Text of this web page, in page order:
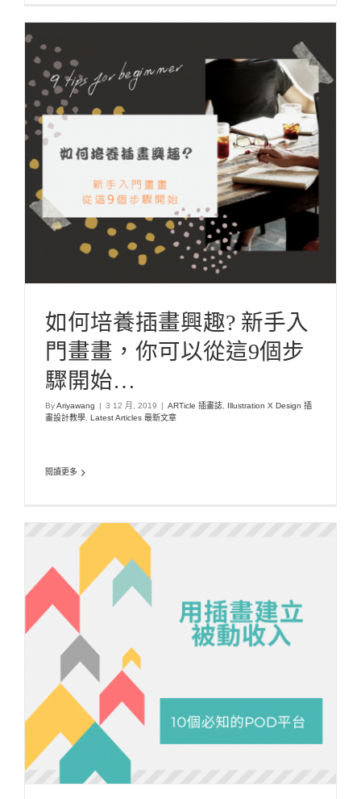
如何培養插畫興趣? 新手入門畫畫，你可以從這9
個步驟開始…
ARTicle 插畫誌 Illustration X Design 插畫設計教學 Latest Articles 最新
文章
如何培養插畫興趣? 新手入
門畫畫，你可以從這9個步
驟開始…
ByAriyawang 3 12 月, 2019 ARTicle 插畫誌,
Illustration X Design 插
畫設計教學, Latest Articles 最新文章
閱讀更多
什麼! 插畫也可以建立被動收入? 10 個在線印刷
Illustration X Design 插畫設計教學